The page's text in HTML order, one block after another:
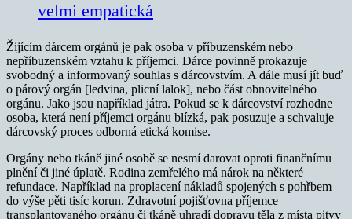
velmi empatická
Žijícím dárcem orgánů je pak osoba v příbuzenském nebo
nepříbuzenském vztahu k příjemci. Dárce povinně prokazuje
svobodný a informovaný souhlas s dárcovstvím. A dále musí jít buď
o párový orgán [ledvina, plicní lalok], nebo část obnovitelného
orgánu. Jako jsou například játra. Pokud se k dárcovství rozhodne
osoba, která není příjemci orgánu blízká, pak posuzuje a schvaluje
dárcovský proces odborná etická komise.
Orgány nebo tkáně jiné osobě se nesmí darovat oproti finančnímu
plnění či jiné úplatě. Rodina zemřelého má nárok na některé
refundace. Například na proplacení nákladů spojených s pohřbem
do výše pěti tisíc korun. Zdravotní pojišťovna příjemce
transplantovaného orgánu či tkáně uhradí dopravu těla z místa pitvy